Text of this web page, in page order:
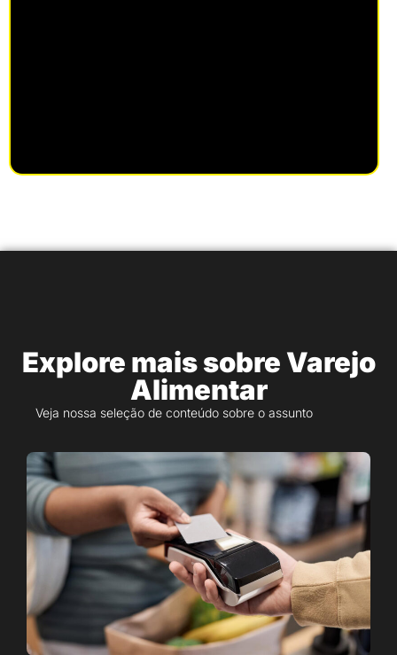
Explore mais sobre Varejo
Alimentar
Veja nossa seleção de conteúdo sobre o assunto